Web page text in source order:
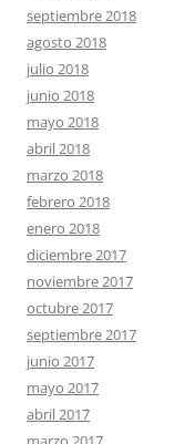
septiembre 2018
agosto 2018
julio 2018
junio 2018
mayo 2018
abril 2018
marzo 2018
febrero 2018
enero 2018
diciembre 2017
noviembre 2017
octubre 2017
septiembre 2017
junio 2017
mayo 2017
abril 2017